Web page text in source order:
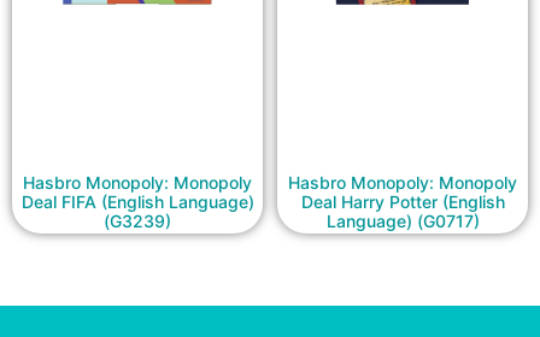
Hasbro Monopoly: Monopoly
Deal FIFA (English Language)
(G3239)
Hasbro Monopoly: Monopoly
Deal Harry Potter (English
Language) (G0717)